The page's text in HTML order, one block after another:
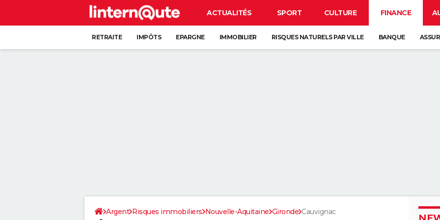
ACTUALITÉS SPORT CULTURE FINANCE
RETRAITE IMPÔTS EPARGNE IMMOBILIER RISQUES NATURELS PAR VILLE BANQUE
Argent Risques immobiliers Nouvelle-Aquitaine Gironde Cauvignac